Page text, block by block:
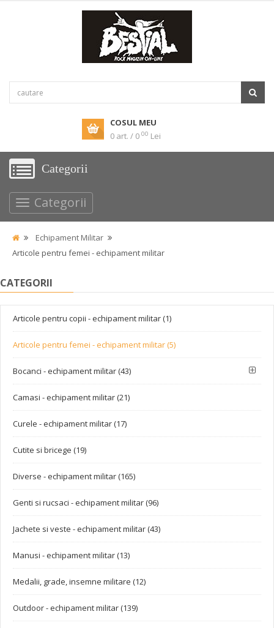
COSUL MEU
0 art. / 0 00 Lei
Categorii
Categorii
Echipament Militar
Articole pentru femei - echipament militar
CATEGORII
Articole pentru copii - echipament militar (1)
Articole pentru femei - echipament militar (5)
Bocanci - echipament militar (43)
Camasi - echipament militar (21)
Curele - echipament militar (17)
Cutite si bricege (19)
Diverse - echipament militar (165)
Genti si rucsaci - echipament militar (96)
Jachete si veste - echipament militar (43)
Manusi - echipament militar (13)
Medalii, grade, insemne militare (12)
Outdoor - echipament militar (139)